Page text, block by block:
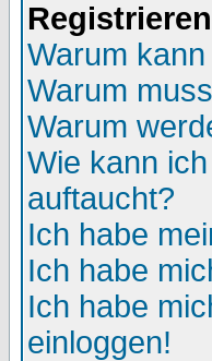
Warum
Warum
Warum
Wie kann
auftaucht?
Ich habe
Ich habe
Ich habe
einloggen!